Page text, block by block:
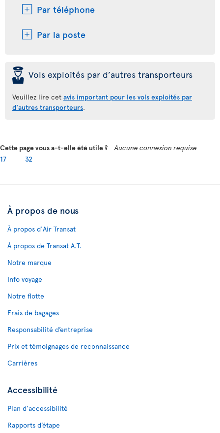
Par téléphone
Par la poste
þ Vols exploités par d’autres transporteurs
Veuillez lire cet avis important pour les vols exploités par
d'autres transporteurs.
Cette page vous a-t-elle été utile ?
Aucune connexion requise
17
32
À propos de nous
À propos d'Air Transat
À propos de Transat A.T.
Notre marque
Info voyage
Notre flotte
Frais de bagages
Responsabilité d’entreprise
Prix et témoignages de reconnaissance
Carrières
Accessibilité
Plan d'accessibilité
Rapports d’étape